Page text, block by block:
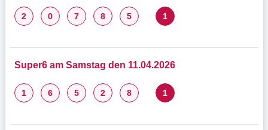
2 0 7 8 5 1
Super6 am Samstag den 11.04.2026
1 6 5 2 8 1